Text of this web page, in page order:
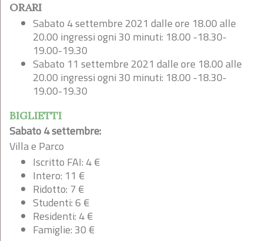
ORARI
Sabato 4 settembre 2021 dalle ore 18.00 alle
20.00 ingressi ogni 30 minuti: 18.00 -18.30-
19.00-19.30
Sabato 11 settembre 2021 dalle ore 18.00 alle
20.00 ingressi ogni 30 minuti: 18.00 -18.30-
19.00-19.30
BIGLIETTI
Sabato 4 settembre:
Villa e Parco
Iscritto FAI: 4 €
Intero: 11 €
Ridotto: 7 €
Studenti: 6 €
Residenti: 4 €
Famiglie: 30 €